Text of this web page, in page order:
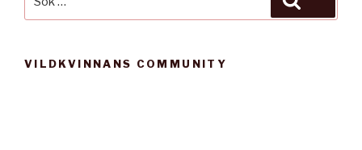
efter:
VILDKVINNANS COMMUNITY